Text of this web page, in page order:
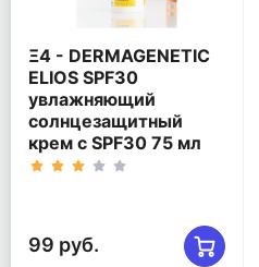
Ξ4 - DERMAGENETIC
ELIOS SPF30
увлажняющий
солнцезащитный
крем с SPF30 75 мл
99 руб.